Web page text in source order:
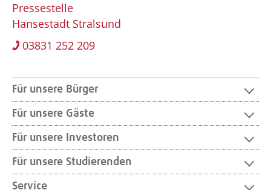
Pressestelle
Hansestadt Stralsund
03831 252 209
Für unsere Bürger
Für unsere Gäste
Für unsere Investoren
Für unsere Studierenden
Service